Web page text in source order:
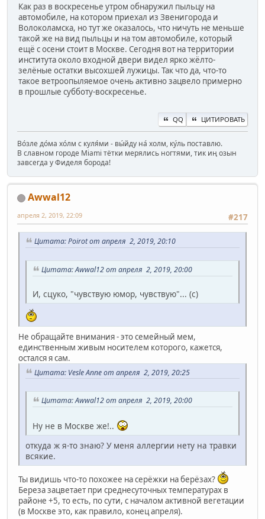
Как раз в воскресенье утром обнаружил пыльцу на
автомобиле, на котором приехал из Звенигорода и
Волоколамска, но тут же оказалось, что ничуть не меньше
такой же на вид пыльцы и на том автомобиле, который
ещё с осени стоит в Москве. Сегодня вот на территории
института около входной двери видел ярко жёлто-
зелёные остатки высохшей лужицы. Так что да, что-то
такое ветроопыляемое очень активно зацвело примерно
в прошлые субботу-воскресенье.
QQ ЦИТИРОВАТЬ
Во́зле до́ма хо́лм с куля́ми - вы́йду на́ холм, ку́ль поставлю.
В славном городе Miami тётки мерялись ногтями, тик иң озын
завсегда у Фиделя борода!
Awwal12
#217
апреля 2, 2019, 22:09
Цитата: Poirot от апреля 2, 2019, 20:10
Цитата: Awwal12 от апреля 2, 2019, 20:00
И, сцуко, "чувствую юмор, чувствую"... (с)
Не обращайте внимания - это семейный мем,
единственным живым носителем которого, кажется,
остался я сам.
Цитата: Vesle Anne от апреля 2, 2019, 20:25
Цитата: Awwal12 от апреля 2, 2019, 20:00
Ну не в Москве же!..
откуда ж я-то знаю? У меня аллергии нету на травки
всякие.
Ты видишь что-то похожее на серёжки на берёзах?
Береза зацветает при среднесуточных температурах в
районе +5, то есть, по сути, с началом активной вегетации
(в Москве это, как правило, конец апреля).